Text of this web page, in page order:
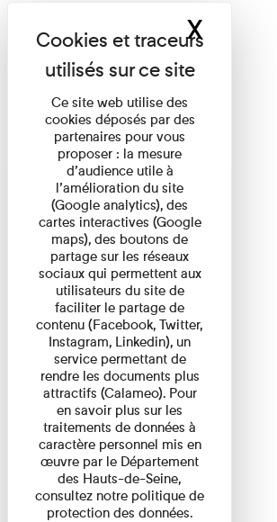
Ce site web utilise des
cookies déposés par des
partenaires pour vous
proposer : la mesure
d’audience utile à
l’amélioration du site
(Google analytics), des
cartes interactives (Google
maps), des boutons de
partage sur les réseaux
sociaux qui permettent aux
utilisateurs du site de
faciliter le partage de
contenu (Facebook, Twitter,
Instagram, Linkedin), un
service permettant de
rendre les documents plus
attractifs (Calameo). Pour
en savoir plus sur les
traitements de données à
caractère personnel mis en
œuvre par le Département
des Hauts-de-Seine,
consultez notre politique de
protection des données.
X